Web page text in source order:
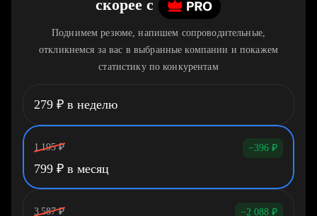
скорее c
Поднимем резюме, напишем сопроводительные,
откликнемся за вас в выбранные компании и покажем
статистику по конкурентам
279 ₽ в неделю
1 195 ₽ −396 ₽
799 ₽ в месяц
3 587 ₽ −2 088 ₽